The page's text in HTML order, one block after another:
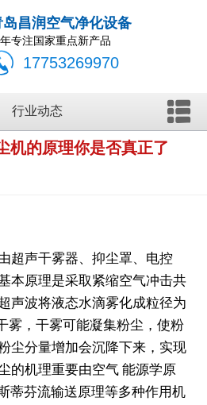
岛昌润空气净化设备
专注国家重点新产品
17753269970
行业动态
机的原理你是否真正了
超声干雾器、抑尘罩、电控
本原理是采取紧缩空气冲击共
声波将液态水滴雾化成粒径为
雾，干雾可能凝集粉尘，使粉
尘分量增加会沉降下来，实现
的机理重要由空气 能源学原
蒂芬流输送原理等多种作用机